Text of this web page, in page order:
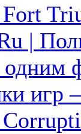
Fort
|
одним